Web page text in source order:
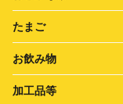
たまご
お飲み物
加工品等